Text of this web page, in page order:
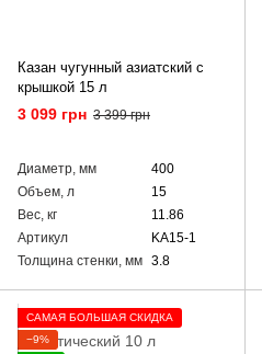
Казан чугунный азиатский с
крышкой 15 л
3 099 грн 3 399 грн
Диаметр, мм
400
Объем, л
15
Вес, кг
11.86
Артикул
KA15-1
Толщина стенки, мм 3.8
САМАЯ БОЛЬШАЯ СКИДКА
−9%